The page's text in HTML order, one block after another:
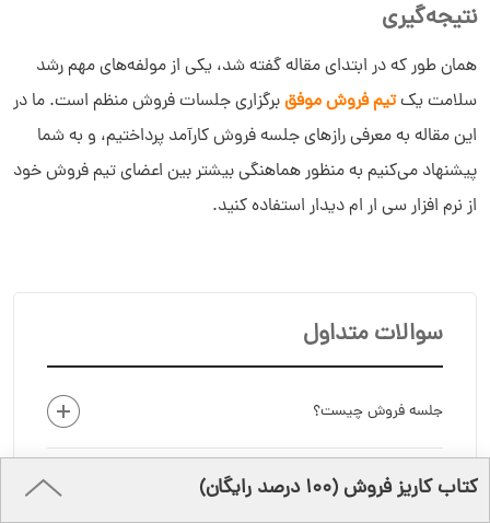
نتیجه‌گیری
همان طور که در ابتدای مقاله گفته شد، یکی از مولفه‌های مهم رشد
سلامت یکتیم فروش موفقبرگزاری جلسات فروش منظم است. ما در
این مقاله به معرفی رازهای جلسه فروش کارآمد پرداختیم، و به شما
پیشنهاد می‌کنیم به منظور هماهنگی بیشتر بین اعضای تیم فروش خود
از نرم افزار سی ار ام دیدار استفاده کنید.
سوالات متداول
جلسه فروش چیست؟
راز داشتنِ جلسات فروش موفق چیست؟
کتاب کاریز فروش (۱۰۰ درصد رایگان)